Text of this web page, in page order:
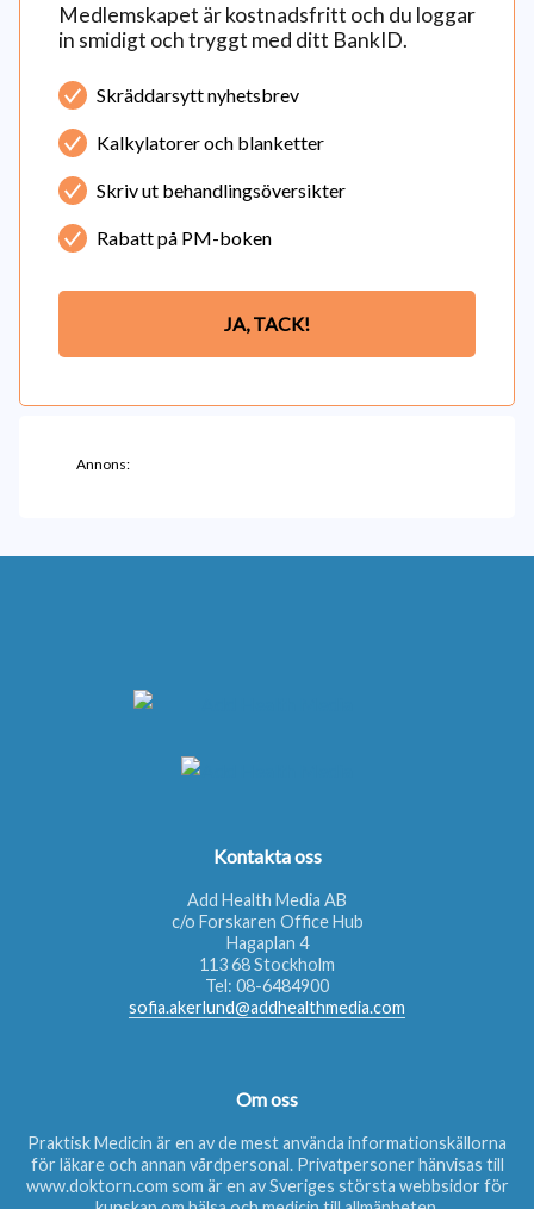
Medlemskapet är kostnadsfritt och du loggar
in smidigt och tryggt med ditt BankID.
Skräddarsytt nyhetsbrev
Kalkylatorer och blanketter
Skriv ut behandlingsöversikter
Rabatt på PM-boken
JA, TACK!
Annons:
Kontakta oss
Add Health Media AB
c/o Forskaren Office Hub
Hagaplan 4
113 68 Stockholm
Tel: 08-6484900
sofia.akerlund@addhealthmedia.com
Om oss
Praktisk Medicin är en av de mest använda informationskällorna
för läkare och annan vårdpersonal. Privatpersoner hänvisas till
www.doktorn.com som är en av Sveriges största webbsidor för